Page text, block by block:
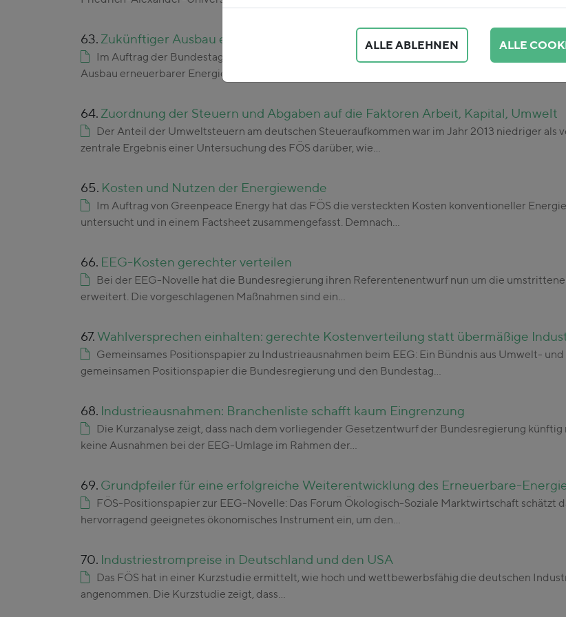
63. Zukünftiger Ausbau erneuerbarer Energien
Im Auftrag der Bundestagsfraktion von Bündnis 90/Die Grünen hat das FÖS untersucht, wie
Ausbau erneuerbarer Energien beeinflussen. Im…
64. Zuordnung der Steuern und Abgaben auf die Faktoren Arbeit, Kapital, Umwelt
Der Anteil der Umweltsteuern am deutschen Steueraufkommen war im Jahr 2013 niedriger als
zentrale Ergebnis einer Untersuchung des FÖS darüber, wie…
65. Kosten und Nutzen der Energiewende
Im Auftrag von Greenpeace Energy hat das FÖS die versteckten Kosten konventioneller
untersucht und in einem Factsheet zusammengefasst. Demnach…
66. EEG-Kosten gerechter verteilen
Bei der EEG-Novelle hat die Bundesregierung ihren Referentenentwurf nun um die
erweitert. Die vorgeschlagenen Maßnahmen sind ein…
67.Wahlversprechen einhalten: gerechte Kostenverteilung statt übermäßige
Gemeinsames Positionspapier zu Industrieausnahmen beim EEG: Ein Bündnis aus Umwelt-
gemeinsamen Positionspapier die Bundesregierung und den Bundestag…
68. Industrieausnahmen: Branchenliste schafft kaum Eingrenzung
Die Kurzanalyse zeigt, dass nach dem vorliegender Gesetzentwurf der Bundesregierung
keine Ausnahmen bei der EEG-Umlage im Rahmen der…
69. Grundpfeiler für eine erfolgreiche Weiterentwicklung des Erneuerbare-
FÖS-Positionspapier zur EEG-Novelle: Das Forum Ökologisch-Soziale Marktwirtschaft schätzt
hervorragend geeignetes ökonomisches Instrument ein, um den…
70. Industriestrompreise in Deutschland und den USA
Das FÖS hat in einer Kurzstudie ermittelt, wie hoch und wettbewerbsfähig die deutschen
angenommen. Die Kurzstudie zeigt, dass…
ALLE ABLEHNEN ALLE